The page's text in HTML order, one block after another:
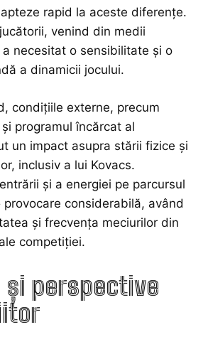
rapid la aceste diferențe.
venind din medii
necesitat o sensibilitate și o
a dinamicii jocului.
condițiile externe, precum
programul încărcat al
un impact asupra stării fizice și
inclusiv a lui Kovacs.
și a energiei pe parcursul
considerabilă, având
și frecvența meciurilor din
competiției.
perspective